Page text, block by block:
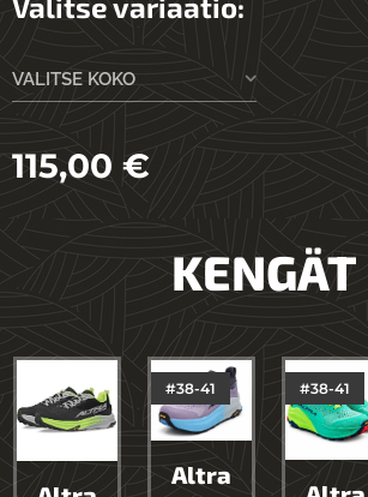
VALITSE KOKO
115,00 €
KENGÄT
Altra
#38-41 #38-41